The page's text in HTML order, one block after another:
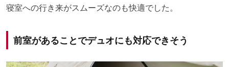
寝室への行き来がスムーズなのも快適でした。
前室があることでデュオにも対応できそう